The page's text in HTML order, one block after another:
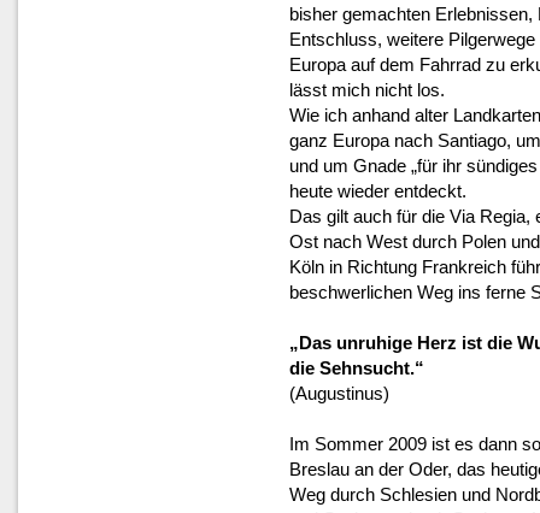
bisher gemachten
Entschluss, weitere
Europa auf dem Fahrrad zu
lässt mich nicht los.
Wie ich anhand alter
ganz Europa nach Santiago,
und um Gnade „für ihr
heute wieder entdeckt.
Das gilt auch für die Via
Ost nach West durch Polen
Köln in Richtung Frankreich
beschwerlichen Weg ins ferne
„Das unruhige Herz ist die
die Sehnsucht.“
(Augustinus)
Im Sommer 2009 ist es dann
Breslau an der Oder, das
Weg durch Schlesien und